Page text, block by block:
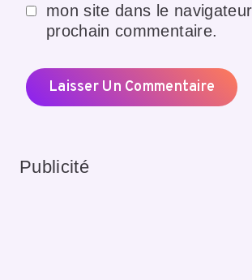
mon site dans le
prochain commentaire.
Publicité